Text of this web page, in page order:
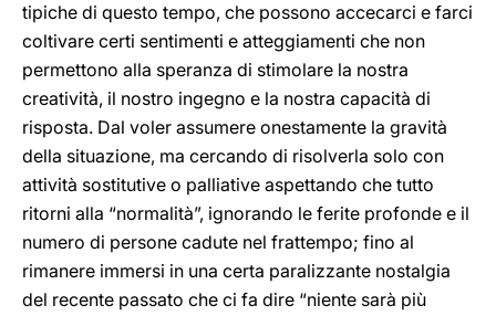
tipiche di questo tempo, che possono accecarci e farci
coltivare certi sentimenti e atteggiamenti che non
permettono alla speranza di stimolare la nostra
creatività, il nostro ingegno e la nostra capacità di
risposta. Dal voler assumere onestamente la gravità
della situazione, ma cercando di risolverla solo con
attività sostitutive o palliative aspettando che tutto
ritorni alla “normalità”, ignorando le ferite profonde e il
numero di persone cadute nel frattempo; fino al
rimanere immersi in una certa paralizzante nostalgia
del recente passato che ci fa dire “niente sarà più